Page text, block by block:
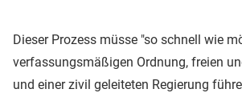
Dieser Prozess müsse "so schnell wie
verfassungsmäßigen Ordnung, freien
und einer zivil geleiteten Regierung